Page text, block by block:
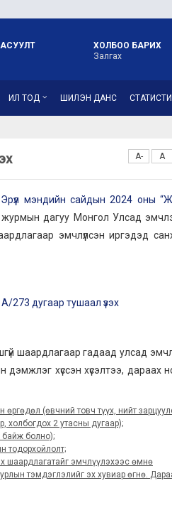
АСУУЛТ
ХОЛБОО БАРИХ
Залгах
ИЛ ТОД ШИЛЭН ДАНС
A- A
Эрүүл мэндийн сайдын 2024 оны
журмын дагуу Монгол Улсад
эмчлүүлсэн иргэдэд
273 дугаар тушаал үзэх
шаардлагаар гадаад улсад
дэмжлэг хүссэн хүсэлтээ, дараах
(өвчний товч түүх, нийт
холбогдох 2 утасны дугаар);
байж болно);
тодорхойлолт;
шаардлагатайг эмчлүүлэхээс өмнө
тэмдэглэлийг эх хувиар өгнө.